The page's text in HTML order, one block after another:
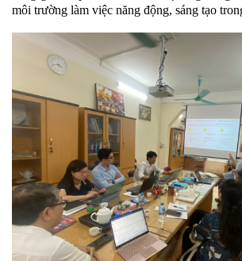
môi trường làm việc năng động, sáng tạo